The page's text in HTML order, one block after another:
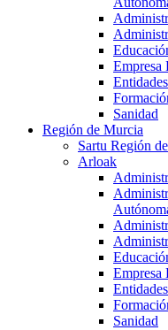
Empresa
Sanidad
Región de Murcia
Sartu Región
Arloak
Empresa
Sanidad